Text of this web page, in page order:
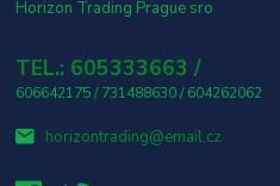
Horizon Trading Prague sro
TEL.: 605333663 /
606642175 / 731488630 / 604262062
horizontrading@email.cz